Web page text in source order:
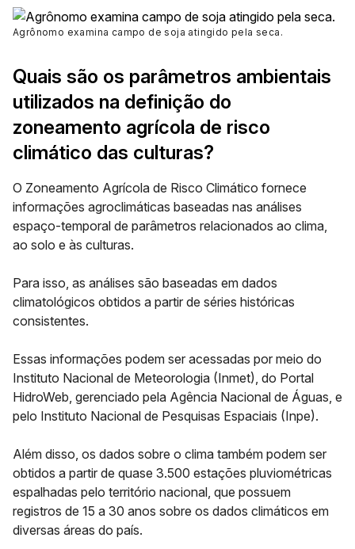
Agrônomo examina campo de soja atingido pela seca .
Quais são os parâmetros ambientais
utilizados na definição do
zoneamento agrícola de risco
climático das culturas?
O Zoneamento Agrícola de Risco Climático fornece
informações agroclimáticas baseadas nas análises
espaço-temporal de parâmetros relacionados ao clima,
ao solo e às culturas.
Para isso, as análises são baseadas em dados
climatológicos obtidos a partir de séries históricas
consistentes.
Essas informações podem ser acessadas por meio do
Instituto Nacional de Meteorologia (Inmet), do Portal
HidroWeb, gerenciado pela Agência Nacional de Águas, e
pelo Instituto Nacional de Pesquisas Espaciais (Inpe).
Além disso, os dados sobre o clima também podem ser
obtidos a partir de quase 3.500 estações pluviométricas
espalhadas pelo território nacional, que possuem
registros de 15 a 30 anos sobre os dados climáticos em
diversas áreas do país.